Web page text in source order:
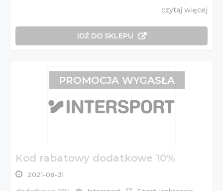
czytaj więcej
IDŹ DO SKLEPU
Kod rabatowy dodatkowe 10%
2021-08-31
PROMOCJA WYGASŁA